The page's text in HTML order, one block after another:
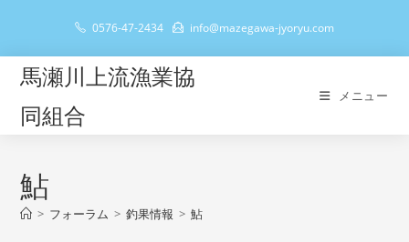
テ
0576-47-2434 info@mazegawa-jyoryu.com
馬瀬川上流漁業協
同組合
メニュー
鮎
> フォーラム > 釣果情報 > 鮎